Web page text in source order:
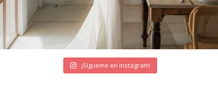
¡Sígueme en Instagram!